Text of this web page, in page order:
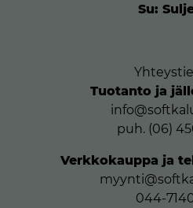
Su:
Tuotanto ja
puh. (06)
Verkkokauppa ja
044-